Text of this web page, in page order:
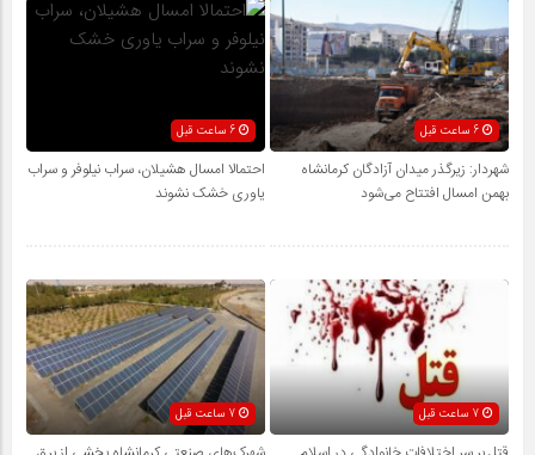
6 ساعت قبل
شهردار: زیرگذر میدان آزادگان کرمانشاه
بهمن امسال افتتاح می‌شود
احتمالا امسال هشیلان، سراب نیلوفر و سراب
یاوری خشک نشوند
7 ساعت قبل